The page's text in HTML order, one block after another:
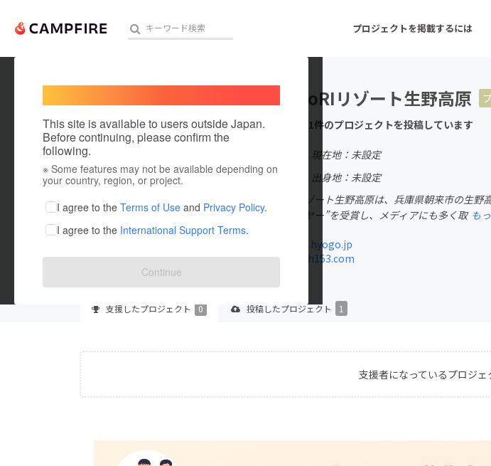
プロジェクトを掲載するには
人気のプロジェクト 注目のリターン 注目の新着プロジェクト
アート・写真 音楽
テクノロジー・ガジェット
ゲーム・サービス開発
映像・映画
ビジネス・起業
チャレンジ
まちづくり・地域活性化
This site is available to users outside Japan.
Before continuing, please confirm the
following.
※ Some features may not be available depending on
your country, region, or project.
I agree to the Terms of Use and Privacy Policy.
I agree to the International Support Terms.
Continue
SUGOMoRIリゾート生野高原
これまでに1件のプロジェクトを投稿しています
現在地：未設定
出身国：日本
出身地：未設定
SUGOMoRIリゾート生野高原は、兵庫県朝来市の生
名品オブザイヤー”を受賞し、メディアにも多く取 も
sugomori.hyogo.jp
www.perch153.com
支援したプロジェクト 0 投稿したプロジェクト 1
支援者になっているプロジェ